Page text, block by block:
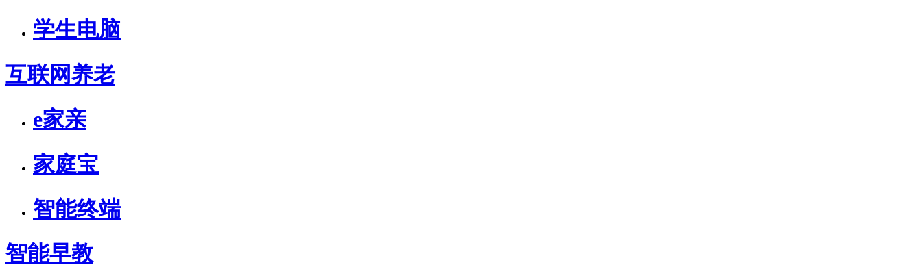
学生电脑
互联网养老
e家亲
家庭宝
智能终端
智能早教